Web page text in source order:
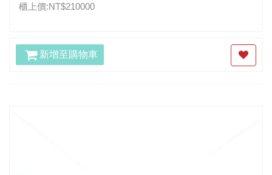
櫃上價:NT$210000
新增至購物車